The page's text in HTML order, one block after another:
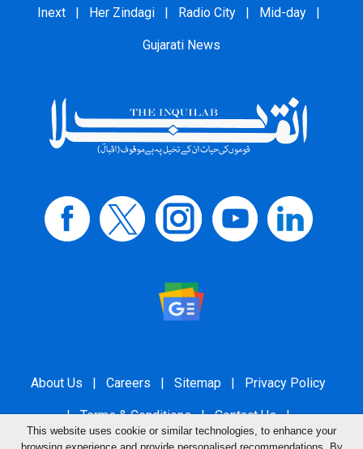
Inext | Her Zindagi | Radio City | Mid-day |
Gujarati News
About Us | Careers | Sitemap | Privacy Policy
| Terms & Conditions | Contact Us |
This website uses cookie or similar technologies, to enhance your